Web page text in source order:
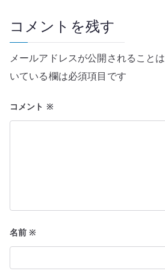
ー
シ
ョ
ン
コメントを残す
メールアドレスが公開されることは
いている欄は必須項目です
コメント ※
名前※